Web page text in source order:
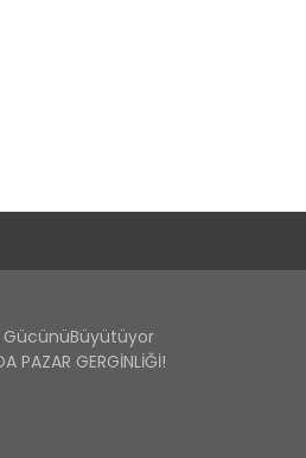
GücünüBüyütüyor
PAZAR GERGİNLİĞİ!